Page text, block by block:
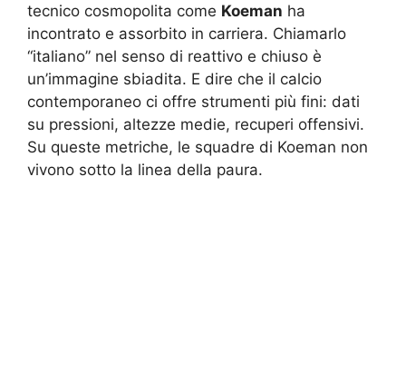
tecnico cosmopolita come Koeman ha
incontrato e assorbito in carriera. Chiamarlo
“italiano” nel senso di reattivo e chiuso è
un’immagine sbiadita. E dire che il calcio
contemporaneo ci offre strumenti più fini: dati
su pressioni, altezze medie, recuperi offensivi.
Su queste metriche, le squadre di Koeman non
vivono sotto la linea della paura.